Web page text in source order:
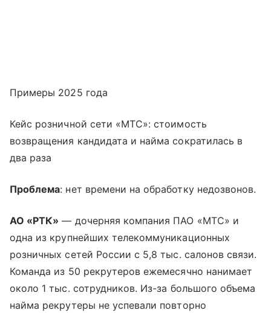
Примеры 2025 года
Кейс розничной сети «МТС»: стоимость
возвращения кандидата и найма сократилась в
два раза
Проблема: нет времени на обработку недозвонов.
АО «РТК» — дочерняя компания ПАО «МТС» и
одна из крупнейших телекоммуникационных
розничных сетей России с 5,8 тыс. салонов связи.
Команда из 50 рекрутеров ежемесячно нанимает
около 1 тыс. сотрудников. Из-за большого объема
найма рекрутеры не успевали повторно